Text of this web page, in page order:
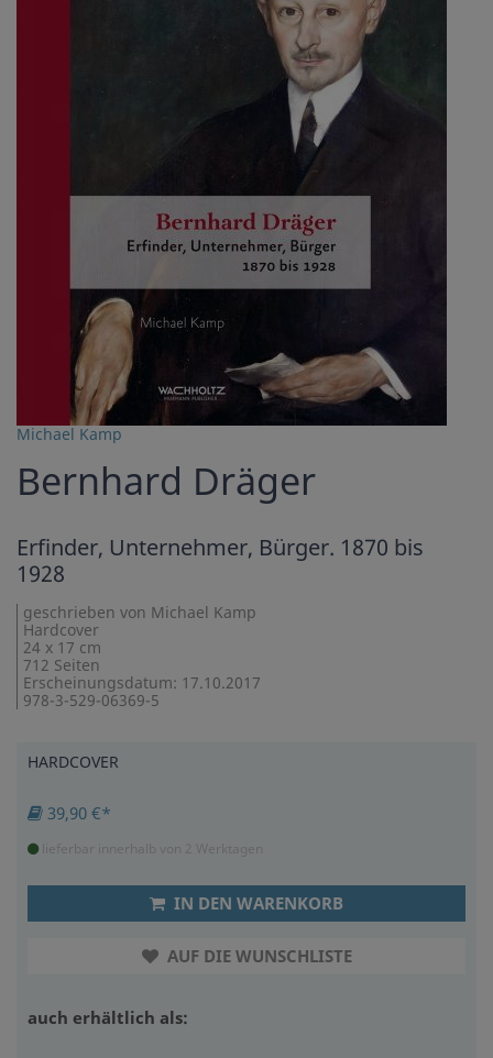
Michael Kamp
Bernhard Dräger
Erfinder, Unternehmer, Bürger. 1870 bis
1928
geschrieben von Michael Kamp
Hardcover
24 x 17 cm
712 Seiten
Erscheinungsdatum: 17.10.2017
978-3-529-06369-5
HARDCOVER
39,90 €*
lieferbar innerhalb von 2 Werktagen
IN DEN WARENKORB
AUF DIE WUNSCHLISTE
auch erhältlich als: